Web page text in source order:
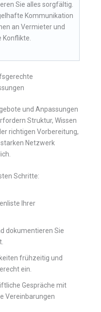
Sie alles sorgfältig.
Kommunikation
an Vermieter und
und Anpassungen
Struktur, Wissen
richtigen Vorbereitung,
Netzwerk
Schritte:
Ihrer
dokumentieren Sie
frühzeitig und
ein.
Gespräche mit
Vereinbarungen